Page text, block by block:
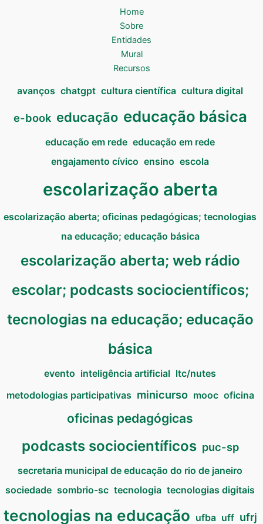
Home
Sobre
Entidades
Mural
Recursos
avanços chatgpt cultura científica cultura digital
e-book educação educação básica
educação em rede educação em rede
engajamento cívico ensino escola
escolarização aberta
escolarização aberta; oficinas pedagógicas; tecnologias
na educação; educação básica
escolarização aberta; web rádio
escolar; podcasts sociocientíficos;
tecnologias na educação; educação
básica
evento inteligência artificial ltc/nutes
metodologias participativas minicurso mooc oficina
oficinas pedagógicas
podcasts sociocientíficos puc-sp
secretaria municipal de educação do rio de janeiro
sociedade sombrio-sc tecnologia tecnologias digitais
tecnologias na educação ufba uff ufrj